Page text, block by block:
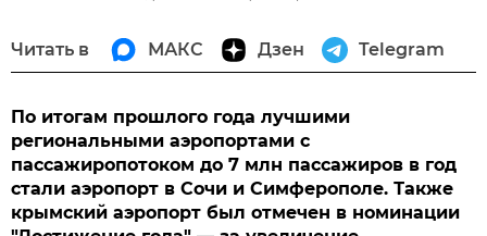
Читать в МАКС Дзен Telegram
По итогам прошлого года лучшими
региональными аэропортами с
пассажиропотоком до 7 млн пассажиров в год
стали аэропорт в Сочи и Симферополе. Также
крымский аэропорт был отмечен в номинации